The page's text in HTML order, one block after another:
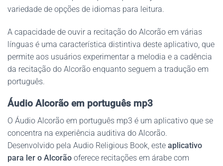
variedade de opções de idiomas para leitura.
A capacidade de ouvir a recitação do Alcorão em várias
línguas é uma característica distintiva deste aplicativo, que
permite aos usuários experimentar a melodia e a cadência
da recitação do Alcorão enquanto seguem a tradução em
português.
Áudio Alcorão em português mp3
O Áudio Alcorão em português mp3 é um aplicativo que se
concentra na experiência auditiva do Alcorão.
Desenvolvido pela Audio Religious Book, este aplicativo
para ler o Alcorão oferece recitações em árabe com